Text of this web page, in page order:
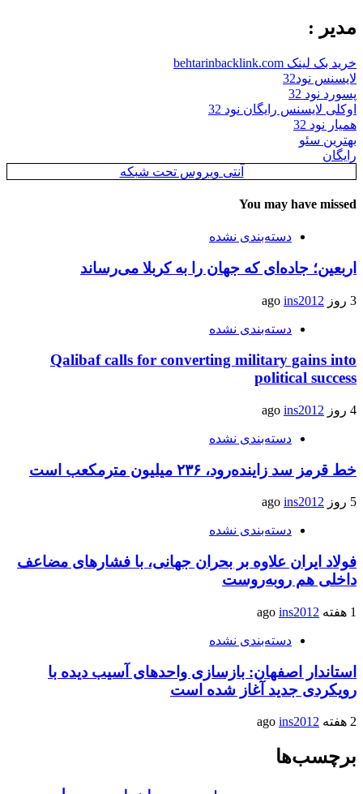
مدیر :
خرید بک لینک behtarinbacklink.com
لایسنس نود32
پسورد نود 32
اوکلی لایسنس رایگان نود 32
همیار نود 32
بهترین سئو
رایگان
آنتی ویروس تحت شبکه
You may have missed
دسته‌بندی نشده
اربعین؛ جاده‌ای که جهان را به کربلا می‌رساند
3 روز ago ins2012
دسته‌بندی نشده
Qalibaf calls for converting military gains into
political success
4 روز ago ins2012
دسته‌بندی نشده
خط قرمز سد زاینده‌رود، ۲۳۶ میلیون مترمکعب است
5 روز ago ins2012
دسته‌بندی نشده
فولاد ایران علاوه بر بحران جهانی، با فشارهای مضاعف
داخلی هم روبه‌روست
1 هفته ago ins2012
دسته‌بندی نشده
استاندار اصفهان: بازسازی واحدهای آسیب دیده با
رویکردی جدید آغاز شده است
2 هفته ago ins2012
برچسب‌ها